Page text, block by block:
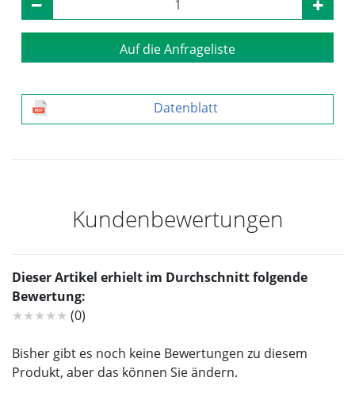
Auf die Anfrageliste
Datenblatt
Kundenbewertungen
Dieser Artikel erhielt im Durchschnitt folgende
Bewertung:
★★★★★ (0)
Bisher gibt es noch keine Bewertungen zu diesem
Produkt, aber das können Sie ändern.